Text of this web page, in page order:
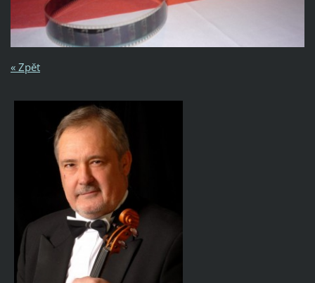
« Zpět